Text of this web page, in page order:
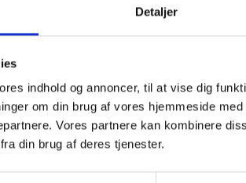
Detaljer
indhold og annoncer, til at vise dig
om din brug af vores hjemmeside
Vores partnere kan kombinere
din brug af deres tjenester.
varer
Beskrivelse Norm